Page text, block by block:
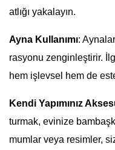
atlığı yakalayın.
Ayna Kullanımı:
rasyonu zenginleştirir.
hem işlevsel hem de
Kendi Yapımınız
turmak, evinize
mumlar veya resimler,